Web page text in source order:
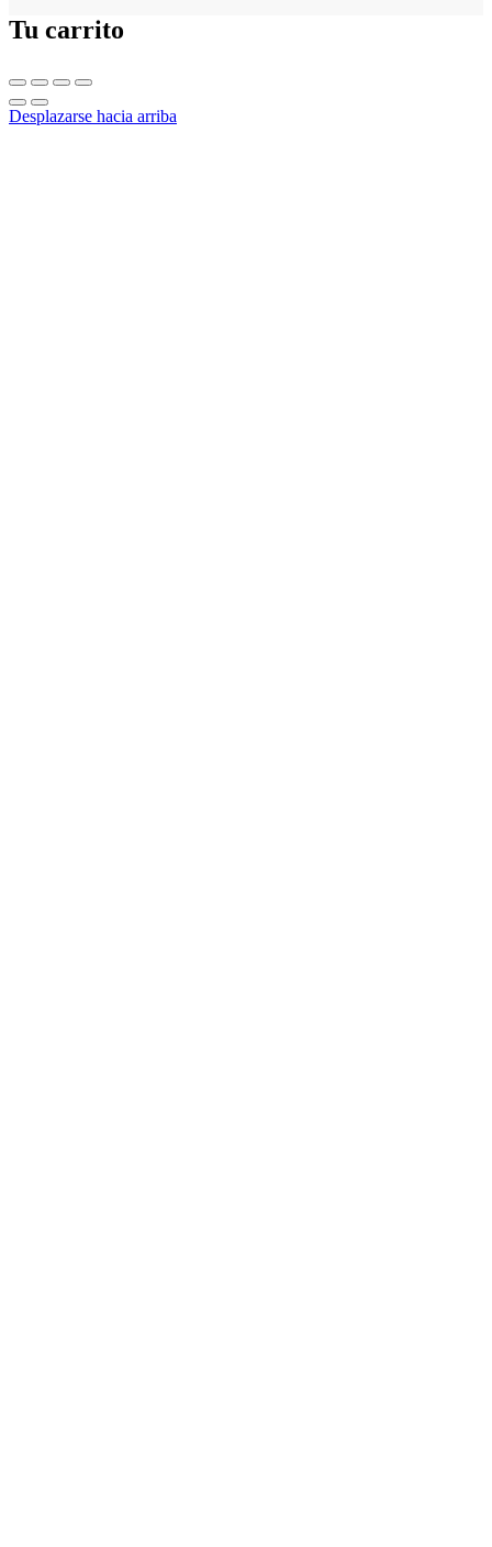
Tu carrito
Desplazarse hacia arriba